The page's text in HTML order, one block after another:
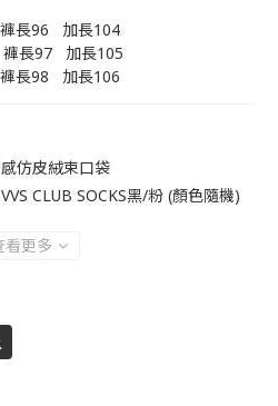
長96   加長104
長97   加長105
長98   加長106
仿皮絨束口袋
CLUB SOCKS黑/粉 (顏色隨機)
看更多